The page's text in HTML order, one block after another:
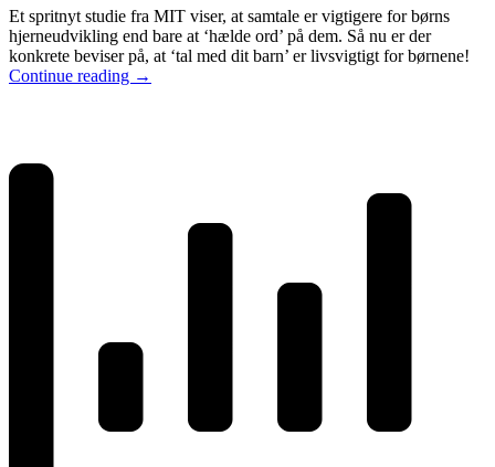
Et spritnyt studie fra MIT viser, at samtale er vigtigere for børns
hjerneudvikling end bare at ‘hælde ord’ på dem. Så nu er der
konkrete beviser på, at ‘tal med dit barn’ er livsvigtigt for børnene!
Continue reading →